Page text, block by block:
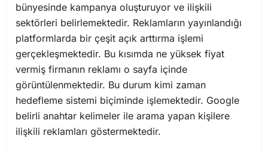
bünyesinde kampanya oluşturuyor ve ilişkili
sektörleri belirlemektedir. Reklamların yayınlandığı
platformlarda bir çeşit açık arttırma işlemi
gerçekleşmektedir. Bu kısımda ne yüksek fiyat
vermiş firmanın reklamı o sayfa içinde
görüntülenmektedir. Bu durum kimi zaman
hedefleme sistemi biçiminde işlemektedir. Google
belirli anahtar kelimeler ile arama yapan kişilere
ilişkili reklamları göstermektedir.